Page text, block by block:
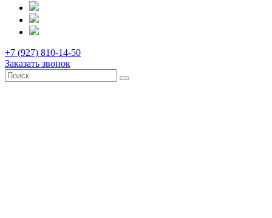
+7 (927) 810-14-50
Заказать звонок